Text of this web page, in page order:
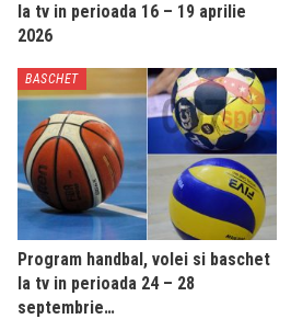
la tv in perioada 16 – 19 aprilie
2026
BASCHET
Program handbal, volei si baschet
la tv in perioada 24 – 28
septembrie…